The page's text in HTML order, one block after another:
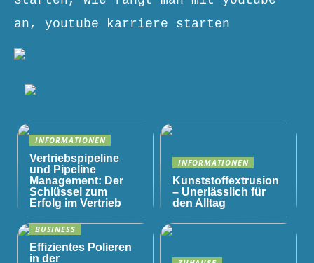
an, youtube karriere starten
INFORMATIONEN
Vertriebspipeline
und Pipeline
Management: Der
Schlüssel zum
Erfolg im Vertrieb
INFORMATIONEN
Kunststoffextrusion
– Unerlässlich für
den Alltag
BUSINESS
Effizientes Polieren
in der